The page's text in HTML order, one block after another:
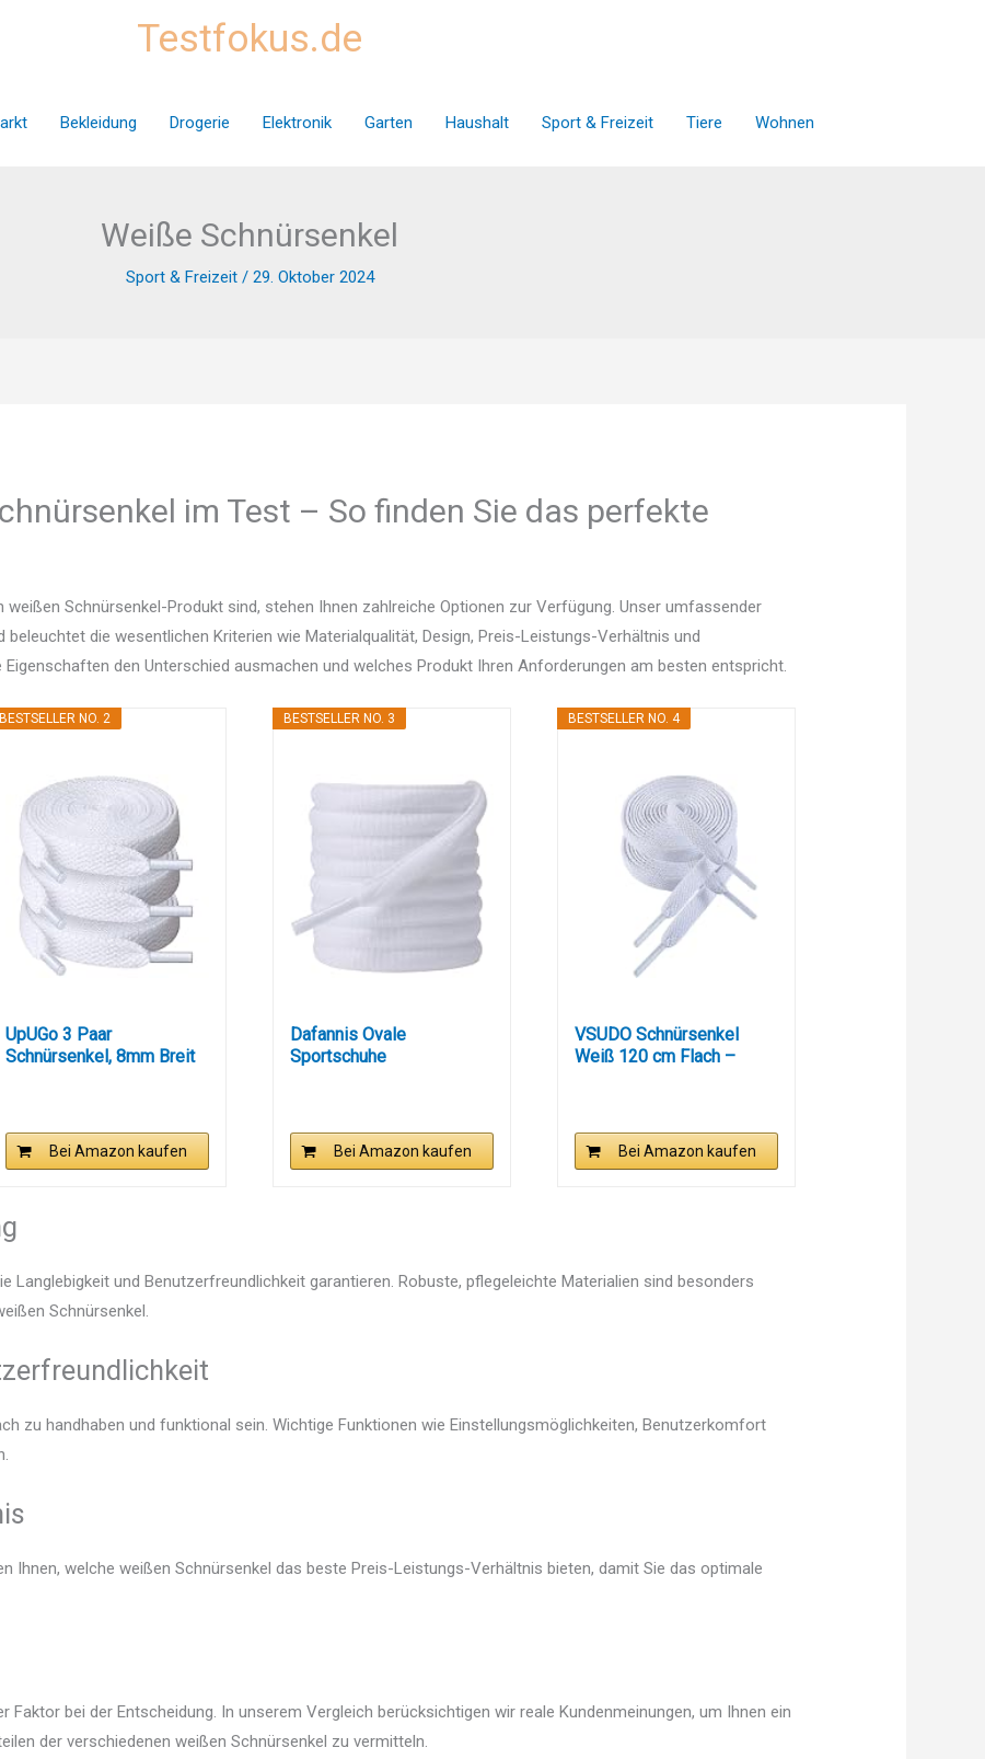
Testfokus.de
Bekleidung Drogerie Elektronik Garten Haushalt Sport & Freizeit Tiere Wohnen
Weiße Schnürsenkel
Sport & Freizeit/ 29. Oktober 2024
im Test – So finden Sie das perfekte
weißen Schnürsenkel-Produkt sind, stehen Ihnen zahlreiche Optionen zur Verfügung. Unser umfassender
die wesentlichen Kriterien wie Materialqualität, Design, Preis-Leistungs-Verhältnis und
Eigenschaften den Unterschied ausmachen und welches Produkt Ihren Anforderungen am besten entspricht.
BESTSELLER NO. 2
UpUGo 3 Paar
Schnürsenkel, 8mm Breit
Bei Amazon kaufen
BESTSELLER NO. 3
Dafannis Ovale
Sportschuhe
Bei Amazon kaufen
BESTSELLER NO. 4
VSUDO Schnürsenkel
Weiß 120 cm Flach –
Bei Amazon kaufen
Langlebigkeit und Benutzerfreundlichkeit garantieren. Robuste, pflegeleichte Materialien sind besonders
Schnürsenkel.
zu handhaben und funktional sein. Wichtige Funktionen wie Einstellungsmöglichkeiten, Benutzerkomfort
Ihnen, welche weißen Schnürsenkel das beste Preis-Leistungs-Verhältnis bieten, damit Sie das optimale
Faktor bei der Entscheidung. In unserem Vergleich berücksichtigen wir reale Kundenmeinungen, um Ihnen ein
der verschiedenen weißen Schnürsenkel zu vermitteln.